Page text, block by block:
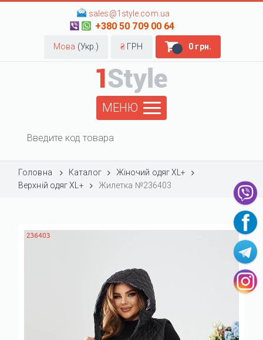
sales@1style.com.ua
+380 50 709 00 64
Мова (Укр.) ₴ ГРН 0 грн.
МЕНЮ
Головна Каталог
Жіночий одяг XL+
Верхній одяг XL+
Жилетка №236403